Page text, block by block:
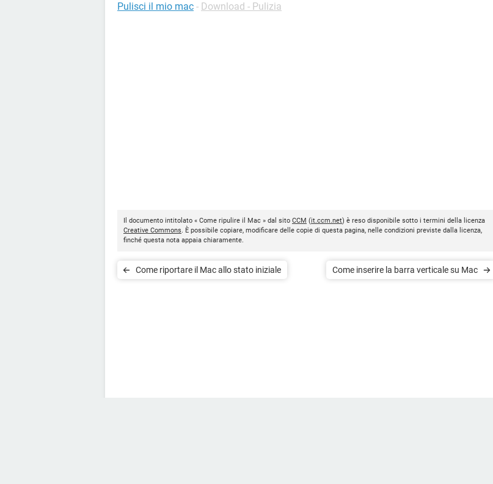
Pulisci il mio mac - Download - Pulizia
Il documento intitolato « Come ripulire il Mac » dal sito CCM (it.ccm.net) è reso disponibile sotto i termini della licenza
Creative Commons. È possibile copiare, modificare delle copie di questa pagina, nelle condizioni previste dalla licenza,
finché questa nota appaia chiaramente.
Come riportare il Mac allo stato iniziale Come inserire la barra verticale su Mac